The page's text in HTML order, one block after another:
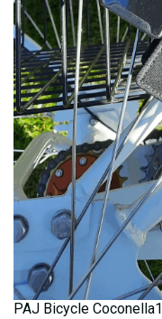
PAJ Bicycle Coconella1